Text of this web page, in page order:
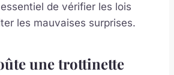
de vérifier les lois
les mauvaises surprises.
une trottinette